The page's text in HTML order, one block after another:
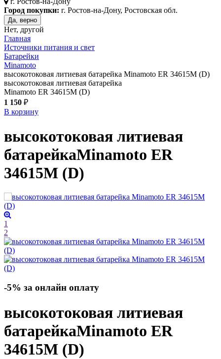
Город покупки: г. Ростов-на-Дону, Ростовская обл.
Да, верно
Нет, другой
Главная
Источники питания и свет
Батарейки
Minamoto
высокотоковая литиевая батарейка Minamoto ER 34615M (D)
высокотоковая литиевая батарейка
Minamoto ER 34615M (D)
1 150 ₽
В корзину
высокотоковая литиевая
батарейкаMinamoto ER
34615M (D)
1
2
-5% за онлайн оплату
высокотоковая литиевая
батарейкаMinamoto ER
34615M (D)